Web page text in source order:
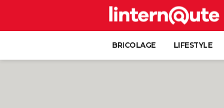
BRICOLAGE LIFESTYLE